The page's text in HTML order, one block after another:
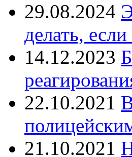
29.08.2024
делать,
14.12.2023
22.10.2021
21.10.2021